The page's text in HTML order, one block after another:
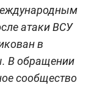
атаки ВСУ
в
В обращении
сообщество